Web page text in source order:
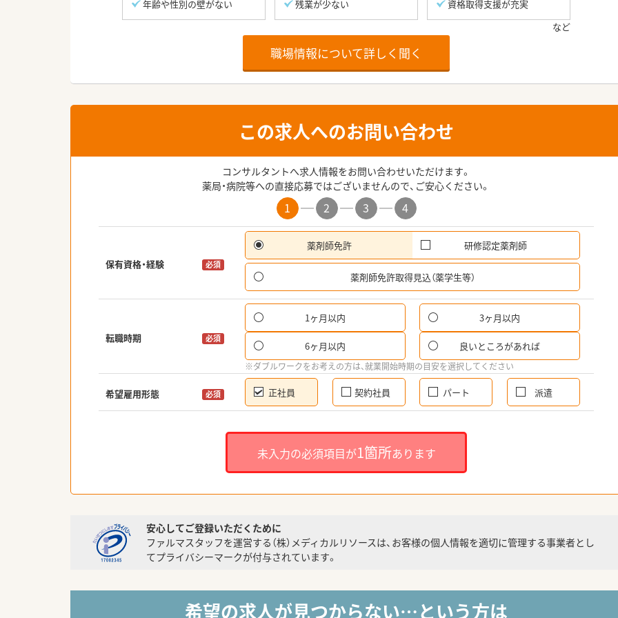
年齢や性別の壁がない
残業が少ない
資格取得支援が充実
職場情報について詳しく聞く
この求人へのお問い合わせ
コンサルタントへ求人情報をお問い合わせいただけます。
薬局・病院等への直接応募ではございませんので、ご安心ください。
1 2 3 4
保有資格・経験 必須
薬剤師免許 研修認定薬剤師
薬剤師免許取得見込（薬学生等）
転職時期 必須
1ヶ月以内 3ヶ月以内
6ヶ月以内 良いところがあれば
※ダブルワークをお考えの方は、就業開始時期の目安を選択してください
希望雇用形態 必須 正社員 契約社員 パート 派遣
未入力の必須項目が1箇所あります
安心してご登録いただくために
ファルマスタッフを運営する（株）メディカルリソースは、お客様の個人情報を適切に管理する事業者とし
てプライバシーマークが付与されています。
希望の求人が見つからない…という方は